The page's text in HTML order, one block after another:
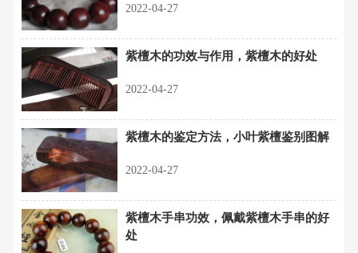
2022-04-27
紫檀木的功效与作用，紫檀木的好处
2022-04-27
紫檀木的鉴定方法，小叶紫檀鉴别图解
2022-04-27
紫檀木手串功效，佩戴紫檀木手串的好
处